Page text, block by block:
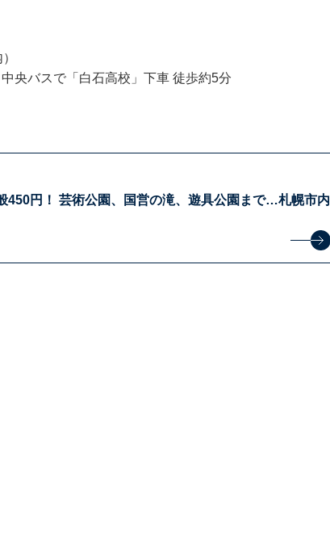
央バスで「白石高校」下車 徒歩約5分
450円！ 芸術公園、国営の滝、遊具公園まで…札幌市内